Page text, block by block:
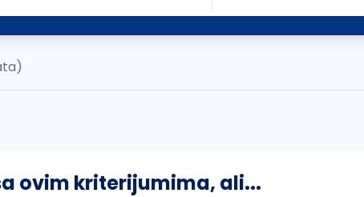
ovim kriterijumima, ali...